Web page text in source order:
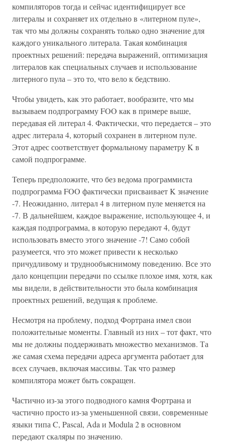
компиляторов тогда и сейчас идентифицирует все
литералы и сохраняет их отдельно в «литерном пуле»,
так что мы должны сохранять только одно значение для
каждого уникального литерала. Такая комбинация
проектных решений: передача выражений, оптимизация
литералов как специальных случаев и использование
литерного пула – это то, что вело к бедствию.
Чтобы увидеть, как это работает, вообразите, что мы
вызываем подпрограмму FOO как в примере выше,
передавая ей литерал 4. Фактически, что передается – это
адрес литерала 4, который сохранен в литерном пуле.
Этот адрес соответствует формальному параметру K в
самой подпрограмме.
Теперь предположите, что без ведома программиста
подпрограмма FOO фактически присваивает K значение
-7. Неожиданно, литерал 4 в литерном пуле меняется на
-7. В дальнейшем, каждое выражение, использующее 4, и
каждая подпрограмма, в которую передают 4, будут
использовать вместо этого значение -7! Само собой
разумеется, что это может привести к несколько
причудливому и труднообъяснимому поведению. Все это
дало концепции передачи по ссылке плохое имя, хотя, как
мы видели, в действительности это была комбинация
проектных решений, ведущая к проблеме.
Несмотря на проблему, подход Фортрана имел свои
положительные моменты. Главный из них – тот факт, что
мы не должны поддерживать множество механизмов. Та
же самая схема передачи адреса аргумента работает для
всех случаев, включая массивы. Так что размер
компилятора может быть сокращен.
Частично из-за этого подводного камня Фортрана и
частично просто из-за уменьшенной связи, современные
языки типа C, Pascal, Ada и Modula 2 в основном
передают скаляры по значению.